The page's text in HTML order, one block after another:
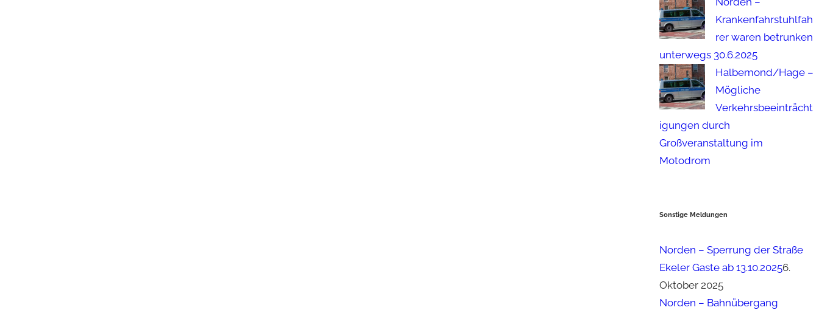
Krankenfahrstuhlfah
rer waren betrunken
unterwegs 30.6.2025
Halbemond/Hage –
Mögliche
Verkehrsbeeinträcht
igungen durch
Großveranstaltung im
Motodrom
Sonstige Meldungen
Norden – Sperrung der Straße
Ekeler Gaste ab 13.10.20256.
Oktober 2025
Norden – Bahnübergang